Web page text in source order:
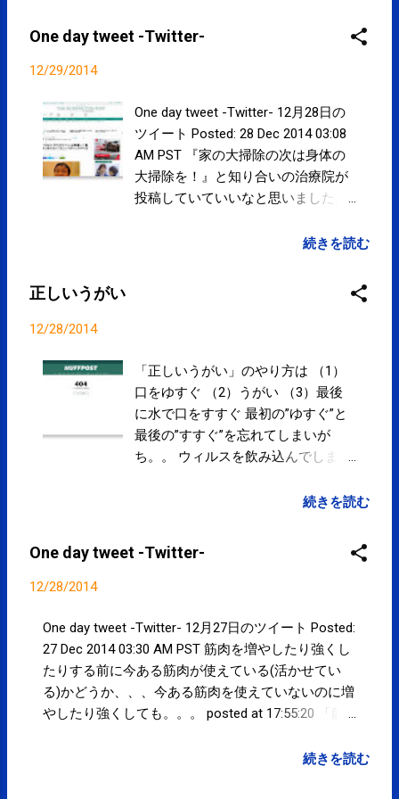
One day tweet -Twitter-
12/29/2014
One day tweet -Twitter- 12月28日の
ツイート Posted: 28 Dec 2014 03:08
AM PST 『家の大掃除の次は身体の
大掃除を！』と知り合いの治療院が
投稿していていいなと思いました。
「身体の大掃除」しましょう！！
posted at 18:07:45 「『骨格の歪み、
ねじれ』が痛みや不調の原因、筋肉
を鍛えて改善しましょう！」とはど
ういうことなんだろう？！ posted at
20:04:54 骨格を歪ませないように、
体が動かなくなってしまう。。痛み
subscribed to email updates from サ
receiving these emails, you may
unsubscribe now . Email delivery
powered by Google Google Inc., 1600
Amphitheatre Parkway, Mountain
View, CA 94043, United States
続きを読む
正しいうがい
12/28/2014
「正しいうがい」のやり方は （1）
口をゆすぐ （2）うがい （3）最後
に水で口をすすぐ 最初の”ゆすぐ”と
最後の”すすぐ”を忘れてしまいが
ち。。 ウィルスを飲み込んでしまい
が頻繁にできない時や、感染力の強
ンザが流行している時は、マメに飲
み物を摂り、喉を保湿したり、付着
に弱いため、飲み込んでも問題あり
ません。 年末年始、せっかくのお休
みを寝込んで終わらないためにも体
調管理にはご注意下さい。 いきなり
「ガラガラペッ」は間違い！ 意外と
続きを読む
One day tweet -Twitter-
12/28/2014
One day tweet -Twitter- 12月27日のツイート Posted:
27 Dec 2014 03:30 AM PST 筋肉を増やしたり強くし
たりする前に今ある筋肉が使えている(活かせてい
る)かどうか、、、今ある筋肉を使えていないのに増
やしたり強くしても。。。 posted at 17:55:20 「筋
posted at 17:58:23 選手(生徒)に筋トレをさせている
続きを読む